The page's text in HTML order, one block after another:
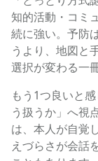
知的活動・コミ
続に強い。予防
うより、地図と
選択が変わる一
もう1つ良いと
う扱うか」へ視
は、本人が自覚
えづらさが会話